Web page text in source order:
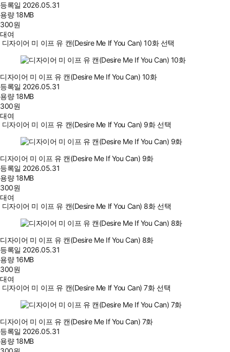
등록일 2026.05.31
용량18MB
300원
대여
디자이어 미 이프 유 캔(Desire Me If You Can) 10화 선택
디자이어 미 이프 유 캔(Desire Me If You Can) 10화
등록일 2026.05.31
용량18MB
300원
대여
디자이어 미 이프 유 캔(Desire Me If You Can) 9화 선택
디자이어 미 이프 유 캔(Desire Me If You Can) 9화
등록일 2026.05.31
용량18MB
300원
대여
디자이어 미 이프 유 캔(Desire Me If You Can) 8화 선택
디자이어 미 이프 유 캔(Desire Me If You Can) 8화
등록일 2026.05.31
용량16MB
300원
대여
디자이어 미 이프 유 캔(Desire Me If You Can) 7화 선택
디자이어 미 이프 유 캔(Desire Me If You Can) 7화
등록일 2026.05.31
용량18MB